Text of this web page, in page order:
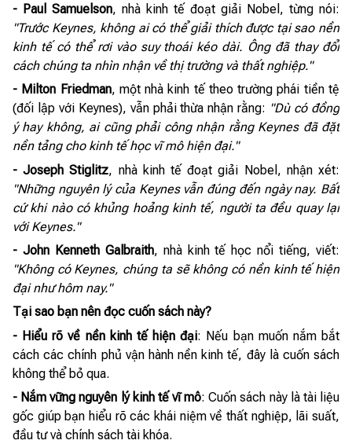
- Paul Samuelson, nhà kinh tế đoạt giải Nobel, từng nói:
"Trước Keynes, không ai có thể giải thích được tại sao nền
kinh tế có thể rơi vào suy thoái kéo dài. Ông đã thay đổi
cách chúng ta nhìn nhận về thị trường và thất nghiệp."
- Milton Friedman, một nhà kinh tế theo trường phái tiền tệ
(đối lập với Keynes), vẫn phải thừa nhận rằng: "Dù có đồng
ý hay không, ai cũng phải công nhận rằng Keynes đã đặt
nền tảng cho kinh tế học vĩ mô hiện đại."
- Joseph Stiglitz, nhà kinh tế đoạt giải Nobel, nhận xét:
"Những nguyên lý của Keynes vẫn đúng đến ngày nay. Bất
cứ khi nào có khủng hoảng kinh tế, người ta đều quay lại
với Keynes."
- John Kenneth Galbraith, nhà kinh tế học nổi tiếng, viết:
"Không có Keynes, chúng ta sẽ không có nền kinh tế hiện
đại như hôm nay."
Tại sao bạn nên đọc cuốn sách này?
- Hiểu rõ về nền kinh tế hiện đại: Nếu bạn muốn nắm bắt
cách các chính phủ vận hành nền kinh tế, đây là cuốn sách
không thể bỏ qua.
- Nắm vững nguyên lý kinh tế vĩ mô: Cuốn sách này là tài liệu
gốc giúp bạn hiểu rõ các khái niệm về thất nghiệp, lãi suất,
đầu tư và chính sách tài khóa.